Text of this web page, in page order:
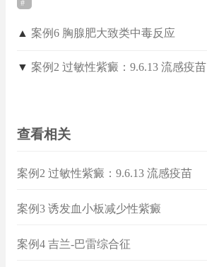
▲ 案例6 胸腺肥大致类中毒反应
▼ 案例2 过敏性紫癜：9.6.13 流感疫苗
查看相关
案例2 过敏性紫癜：9.6.13 流感疫苗
案例3 诱发血小板减少性紫癜
案例4 吉兰-巴雷综合征